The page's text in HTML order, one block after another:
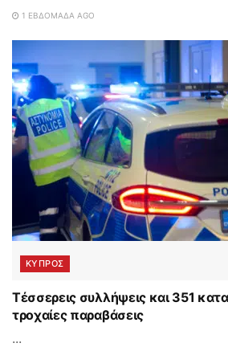
1 ΕΒΔΟΜΆΔΑ AGO
ΚΥΠΡΟΣ
Τέσσερεις συλλήψεις και 351
τροχαίες παραβάσεις
...